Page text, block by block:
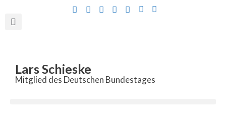
Lars Schieske
Mitglied des Deutschen Bundestages